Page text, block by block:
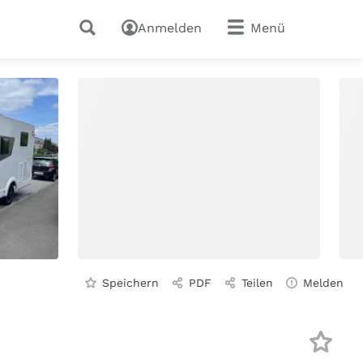
Anmelden Menü
Speichern PDF Teilen Melden